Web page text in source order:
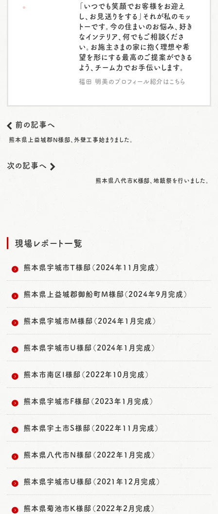
「いつでも笑顔でお客様をお迎え
し、お見送りをする」それが私のモッ
トーです。今の住まいのお悩み、好き
なインテリア、何でもご相談くださ
い。お施主さまの家に抱く理想や希
望を形にする最高のご提案ができる
よう、チーム力でお手伝いします。
福田 明美のプロフィール紹介はこちら
前の記事へ
熊本県上益城郡N様邸、外壁工事始まりました。
次の記事へ
熊本県八代市K様邸、地鎮祭を行いました。
現場レポート一覧
熊本県宇城市T様邸（2024年11月完成）
熊本県上益城郡御船町M様邸（2024年9月完成）
熊本県宇城市M様邸（2024年1月完成）
熊本県宇城市U様邸（2024年1月完成）
熊本市南区I様邸（2022年10月完成）
熊本県宇城市F様邸（2023年1月完成）
熊本県宇土市S様邸（2022年11月完成）
熊本県八代市N様邸（2022年1月完成）
熊本県宇城市U様邸（2021年12月完成）
熊本県菊池市K様邸（2022年2月完成）